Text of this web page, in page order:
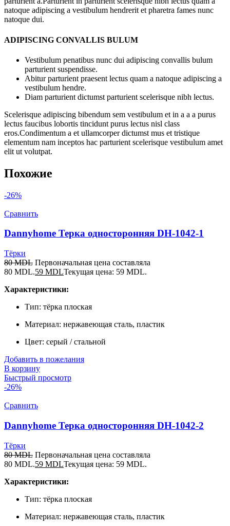
natoque adipiscing a vestibulum hendrerit et pharetra fames nunc
natoque dui.
ADIPISCING CONVALLIS BULUM
Vestibulum penatibus nunc dui adipiscing convallis bulum
parturient suspendisse.
Abitur parturient praesent lectus quam a natoque adipiscing a
vestibulum hendre.
Diam parturient dictumst parturient scelerisque nibh lectus.
Scelerisque adipiscing bibendum sem vestibulum et in a a a purus
lectus faucibus lobortis tincidunt purus lectus nisl class
eros.Condimentum a et ullamcorper dictumst mus et tristique
elementum nam inceptos hac parturient scelerisque vestibulum amet
elit ut volutpat.
Похожие
-26%
Сравнить
Dannyhome Терка односторонняя DH-1042-1
Тёрки
80MDL Первоначальная цена составляла
80 MDL.59 MDLТекущая цена: 59 MDL.
Характеристики:
Тип: тёрка плоская
Материал: нержавеющая сталь, пластик
Цвет: серый / стальной
Добавить в пожелания
В корзину
Быстрый просмотр
-26%
Сравнить
Dannyhome Терка односторонняя DH-1042-2
Тёрки
80MDL Первоначальная цена составляла
80 MDL.59 MDLТекущая цена: 59 MDL.
Характеристики:
Тип: тёрка плоская
Материал: нержавеющая сталь, пластик